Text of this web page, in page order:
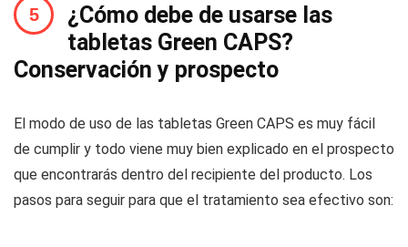
¿Cómo debe de usarse las
tabletas Green CAPS?
Conservación y prospecto
El modo de uso de las tabletas Green CAPS es muy fácil
de cumplir y todo viene muy bien explicado en el prospecto
que encontrarás dentro del recipiente del producto. Los
pasos para seguir para que el tratamiento sea efectivo son: